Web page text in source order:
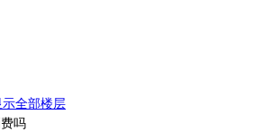
示全部楼层
吗